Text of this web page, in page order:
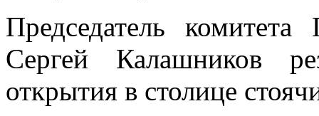
Председатель
Сергей Калашников
открытия в столице